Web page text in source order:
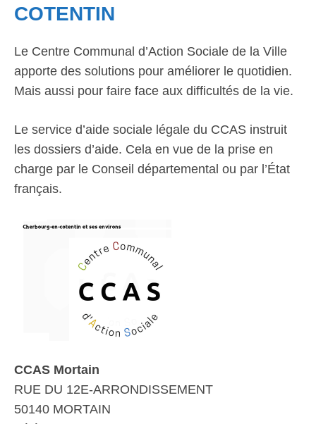
COTENTIN
Le Centre Communal d’Action Sociale de la Ville
apporte des solutions pour améliorer le quotidien.
Mais aussi pour faire face aux difficultés de la vie.
Le service d’aide sociale légale du CCAS instruit
les dossiers d’aide. Cela en vue de la prise en
charge par le Conseil départemental ou par l’État
français.
CCAS Mortain
RUE DU 12E-ARRONDISSEMENT
50140 MORTAIN